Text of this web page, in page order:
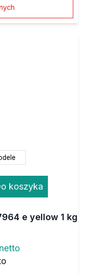
koszyka
e yellow 1 kg
netto